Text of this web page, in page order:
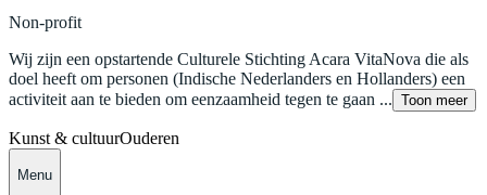
Non-profit
Wij zijn een opstartende Culturele Stichting Acara VitaNova die als
doel heeft om personen (Indische Nederlanders en Hollanders) een
activiteit aan te bieden om eenzaamheid tegen te gaan ... Toon meer
Kunst & cultuurOuderen
Menu